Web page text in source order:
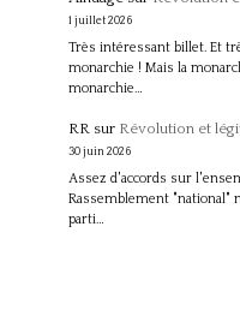
1 juillet 2026
Très intéressant billet. Et
monarchie ! Mais la
monarchie…
RR sur Révolution et
30 juin 2026
Assez d'accords sur
Rassemblement "national"
parti…